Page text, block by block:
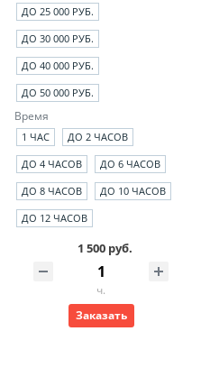
ДО 25 000 РУБ.
ДО 30 000 РУБ.
ДО 40 000 РУБ.
ДО 50 000 РУБ.
Время
1 ЧАС
ДО 2 ЧАСОВ
ДО 4 ЧАСОВ
ДО 6 ЧАСОВ
ДО 8 ЧАСОВ
ДО 10 ЧАСОВ
ДО 12 ЧАСОВ
1 500 руб.
ч.
Заказать